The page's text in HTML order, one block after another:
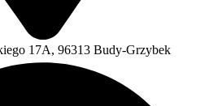
17A, 96313 Budy-Grzybek